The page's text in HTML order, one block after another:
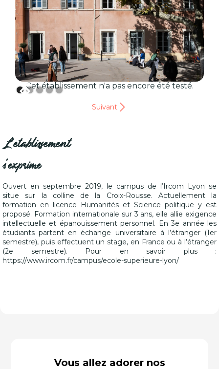
Cet établissement n'a pas encore été testé.
Suivant
L'établissement
s'exprime
Ouvert en septembre 2019, le campus de l’Ircom Lyon se
situe sur la colline de la Croix-Rousse. Actuellement la
formation en licence Humanités et Science politique y est
proposé. Formation internationale sur 3 ans, elle allie exigence
intellectuelle et épanouissement personnel. En 3e année les
étudiants partent en échange universitaire à l’étranger (1er
semestre), puis effectuent un stage, en France ou à l’étranger
(2e semestre). Pour en savoir plus :
https://www.ircom.fr/campus/ecole-superieure-lyon/
Vous allez adorer nos